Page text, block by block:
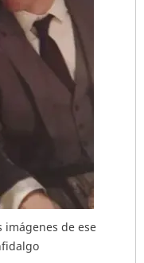
imágenes de ese